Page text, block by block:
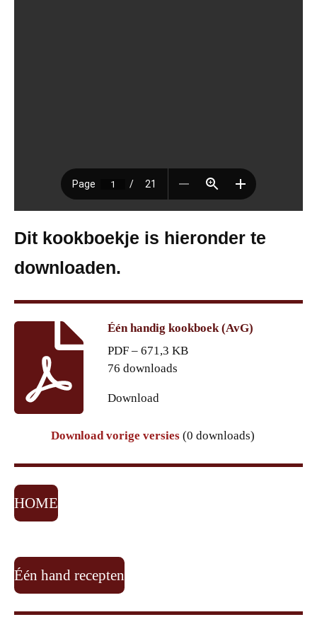
Dit kookboekje is hieronder te
downloaden.
Één handig kookboek (AvG)
PDF – 671,3 KB
76 downloads
Download
Download vorige versies (0 downloads)
HOME
Één hand recepten